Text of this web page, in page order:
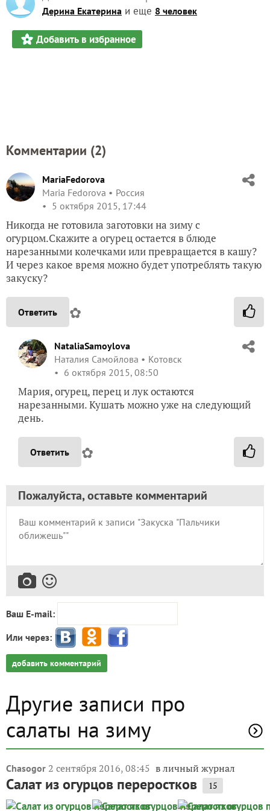
Дерина Екатерина и еще 8 человек
Добавить в избранное
Комментарии (2)
MariaFedorova
Maria Fedorova
Россия
5 октября 2015, 17:44
Никогда не готовила заготовки на зиму с
огурцом.Скажите а огурец остается в блюде
нарезанными колечками или превращается в кашу?
И через какое время можно будет употреблять такую
закуску?
Ответить ✿
NataliaSamoylova
Наталия Самойлова
Котовск
6 октября 2015, 08:50
Мария, огурец, перец и лук остаются
нарезанными. Кушать можно уже на следующий
день.
Ответить ✿
Пожалуйста, оставьте комментарий
Ваш E-mail:
Или через:
добавить комментарий
Другие записи про
салаты на зиму
Chasogor 2 сентября 2016, 08:45 в личный журнал
Салат из огурцов переростков 15